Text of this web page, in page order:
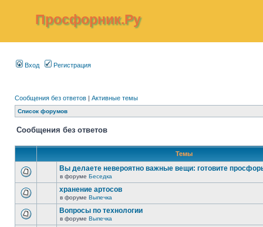
Просфорник.Ру
Вход Регистрация
Сообщения без ответов | Активные темы
Список форумов
Сообщения без ответов
Темы
Вы делаете невероятно важные вещи: готовите
в форуме Беседка
хранение артосов
в форуме Выпечка
Вопросы по технологии
в форуме Выпечка